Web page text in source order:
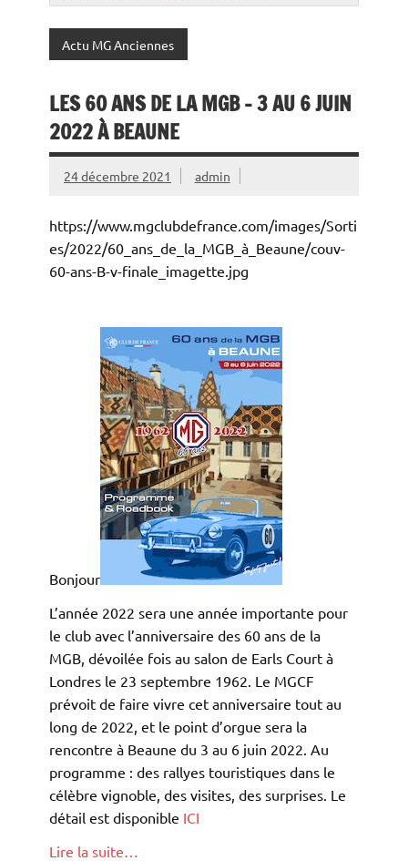
Actu MG Anciennes
LES 60 ANS DE LA MGB – 3 AU 6 JUIN
2022 À BEAUNE
24 décembre 2021 admin
https://www.mgclubdefrance.com/images/Sorti
es/2022/60_ans_de_la_MGB_à_Beaune/couv-
60-ans-B-v-finale_imagette.jpg
Bonjour
L’année 2022 sera une année importante pour
le club avec l’anniversaire des 60 ans de la
MGB, dévoilée fois au salon de Earls Court à
Londres le 23 septembre 1962. Le MGCF
prévoit de faire vivre cet anniversaire tout au
long de 2022, et le point d’orgue sera la
rencontre à Beaune du 3 au 6 juin 2022. Au
programme : des rallyes touristiques dans le
célèbre vignoble, des visites, des surprises. Le
détail est disponible ICI
Lire la suite…